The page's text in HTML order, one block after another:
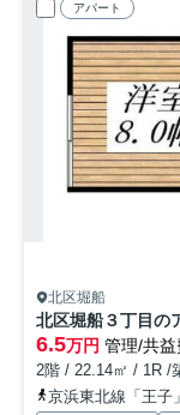
アパート
北区堀船
北区堀船３丁目の
6.5万円 管理/共
2階 / 22.14㎡ / 1R /
京浜東北線「王子